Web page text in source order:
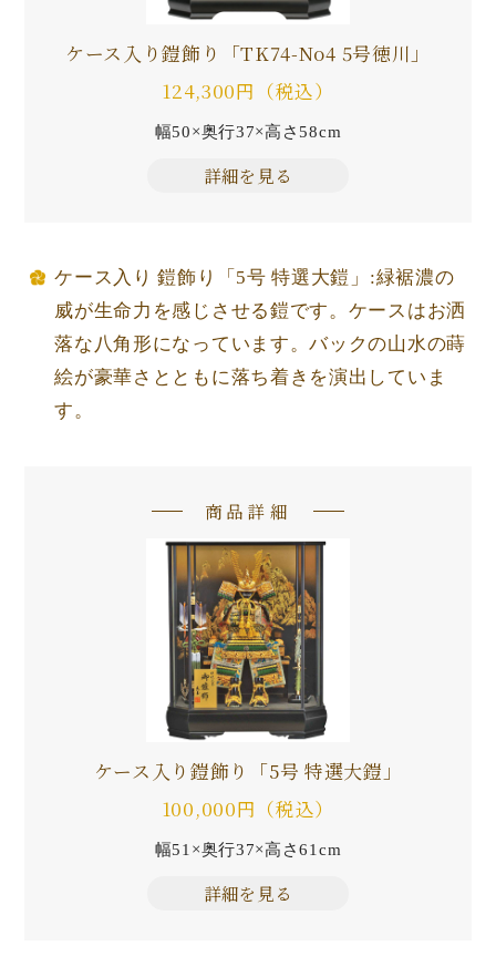
ケース入り鎧飾り「TK74-No4 5号徳川」
124,300円（税込）
幅50×奥行37×高さ58cm
詳細を見る
ケース入り 鎧飾り「5号 特選大鎧」:緑裾濃の
威が生命力を感じさせる鎧です。ケースはお洒
落な八角形になっています。バックの山水の蒔
絵が豪華さとともに落ち着きを演出していま
す。
商品詳細
ケース入り鎧飾り「5号 特選大鎧」
100,000円（税込）
幅51×奥行37×高さ61cm
詳細を見る